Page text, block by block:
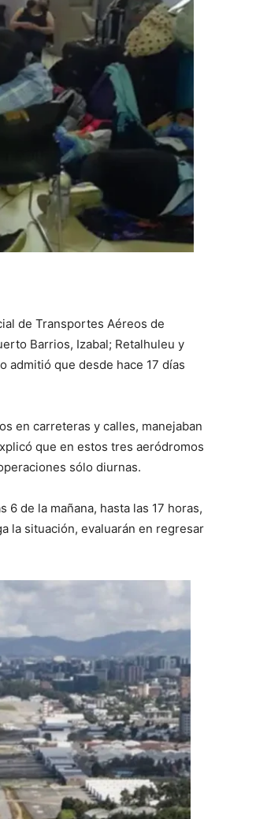
de Transportes Aéreos de
Barrios, Izabal; Retalhuleu y
admitió que desde hace 17 días
en carreteras y calles, manejaban
que en estos tres aeródromos
sólo diurnas.
de la mañana, hasta las 17 horas,
la situación, evaluarán en regresar